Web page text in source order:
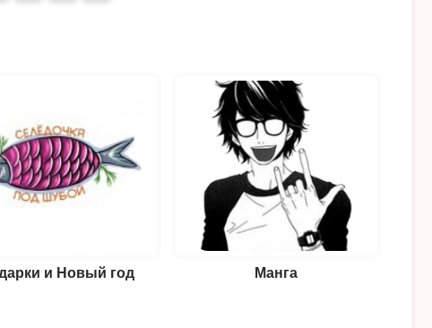
и Новый год Манга